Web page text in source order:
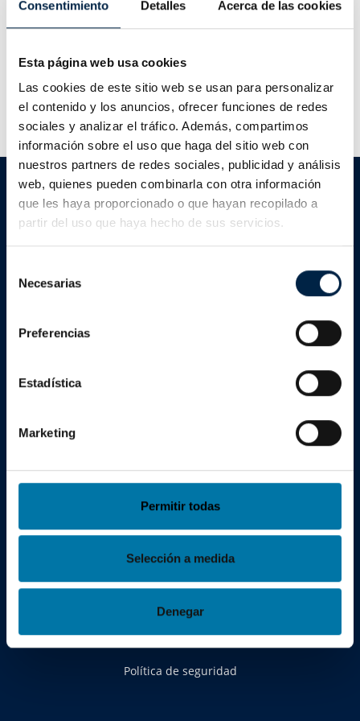
Consentimiento Detalles Acerca de las cookies
Esta página web usa cookies
Las cookies de este sitio web se usan para personalizar
el contenido y los anuncios, ofrecer funciones de redes
sociales y analizar el tráfico. Además, compartimos
información sobre el uso que haga del sitio web con
nuestros partners de redes sociales, publicidad y análisis
web, quienes pueden combinarla con otra información
que les haya proporcionado o que hayan recopilado a
partir del uso que haya hecho de sus servicios.
Necesarias
Preferencias
Estadística
Marketing
Permitir todas
Selección a medida
Denegar
Carmerfirma
Quienes somos
Contacto y politicas
Aviso Legal
Política de privacidad
Política de cookies
Política de seguridad